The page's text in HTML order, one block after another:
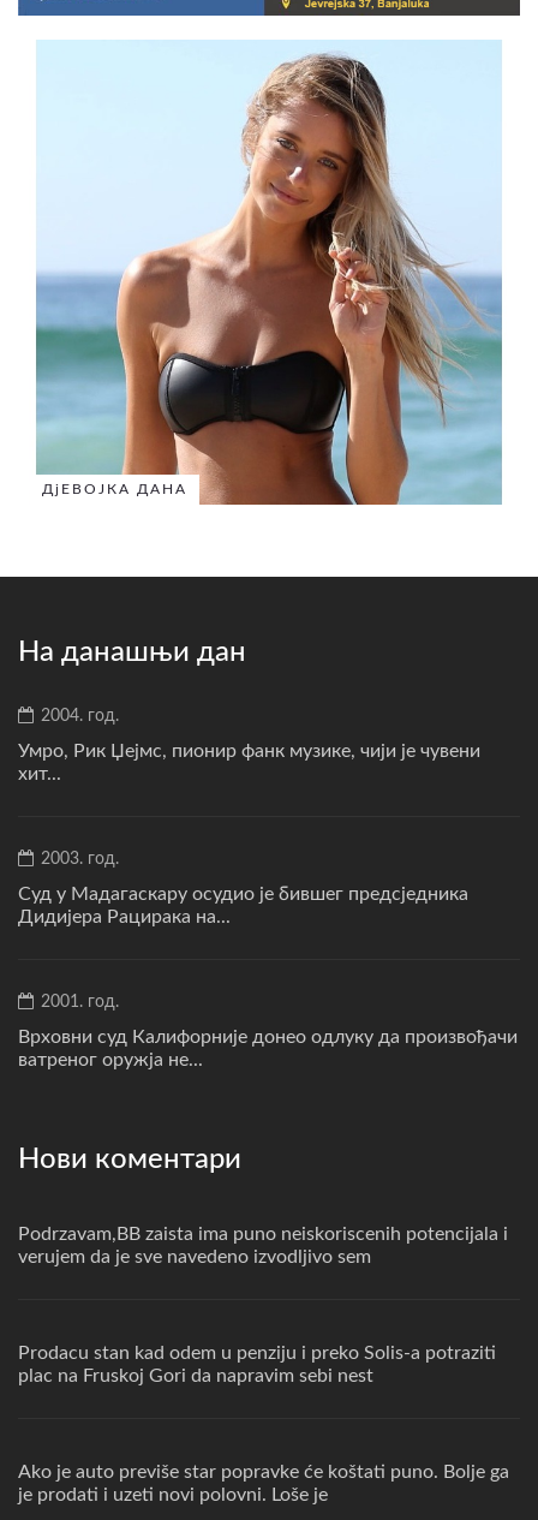
ДјЕВОЈКА ДАНА
На данашњи дан
2004. год.
Умро, Рик Џејмс, пионир фанк музике, чији је чувени
хит...
2003. год.
Суд у Мадагаскару осудио је бившег предсједника
Дидијера Рацирака на...
2001. год.
Врховни суд Калифорније донео одлуку да произвођачи
ватреног оружја не...
Нови коментари
Podrzavam,BB zaista ima puno neiskoriscenih potencijala i
verujem da je sve navedeno izvodljivo sem
Prodacu stan kad odem u penziju i preko Solis-a potraziti
plac na Fruskoj Gori da napravim sebi nest
Ako je auto previše star popravke će koštati puno. Bolje ga
je prodati i uzeti novi polovni. Loše je